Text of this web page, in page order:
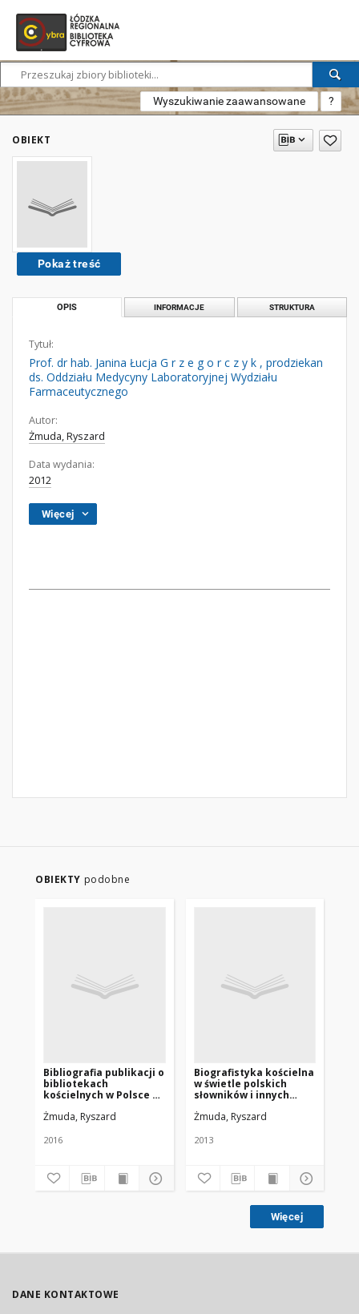
Wyszukiwanie zaawansowane ?
OBIEKT
Pokaż treść
OPIS INFORMACJE STRUKTURA
Tytuł:
Prof. dr hab. Janina Łucja G r z e g o r c z y k , prodziekan
ds. Oddziału Medycyny Laboratoryjnej Wydziału
Farmaceutycznego
Autor:
Żmuda, Ryszard
Data wydania:
2012
Więcej
OBIEKTY podobne
Bibliografia publikacji o
bibliotekach
kościelnych w Polsce za
Żmuda, Ryszard
2016
Biografistyka kościelna
w świetle polskich
słowników i innych
Żmuda, Ryszard
2013
Więcej
DANE KONTAKTOWE